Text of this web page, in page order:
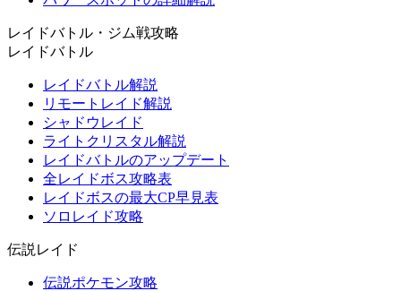
レイドバトル・ジム戦攻略
レイドバトル
レイドバトル解説
リモートレイド解説
シャドウレイド
ライトクリスタル解説
レイドバトルのアップデート
全レイドボス攻略表
レイドボスの最大CP早見表
ソロレイド攻略
伝説レイド
伝説ポケモン攻略